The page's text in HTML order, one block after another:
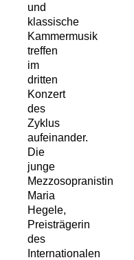
und
klassische
Kammermusik
treffen
im
dritten
Konzert
des
Zyklus
aufeinander.
Die
junge
Mezzosopranistin
Maria
Hegele,
Preisträgerin
des
Internationalen